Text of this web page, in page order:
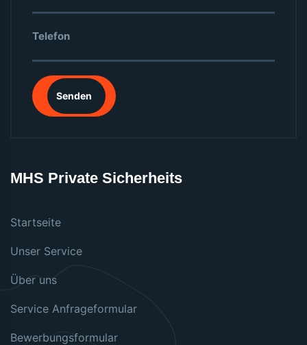
Senden
MHS Private Sicherheits
Startseite
Unser Service
Über uns
Service Anfrageformular
Bewerbungsformular